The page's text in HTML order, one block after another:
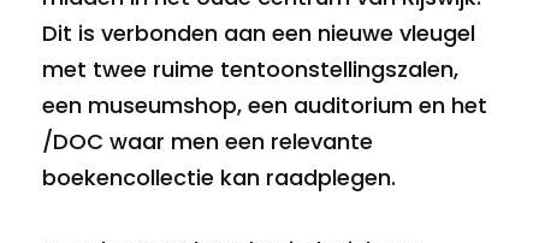
Dit is verbonden aan een nieuwe vleugel
met twee ruime tentoonstellingszalen,
een museumshop, een auditorium en het
/DOC waar men een relevante
boekencollectie kan raadplegen.